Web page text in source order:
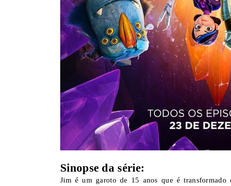
Sinopse da série:
Jim é um garoto de 15 anos que é